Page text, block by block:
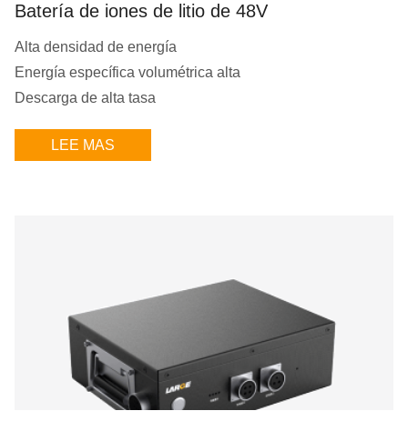
Batería de iones de litio de 48V
Alta densidad de energía
Energía específica volumétrica alta
Descarga de alta tasa
LEE MAS